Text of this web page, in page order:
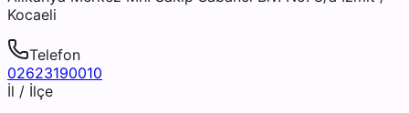
Kocaeli
Telefon
02623190010
İl / İlçe